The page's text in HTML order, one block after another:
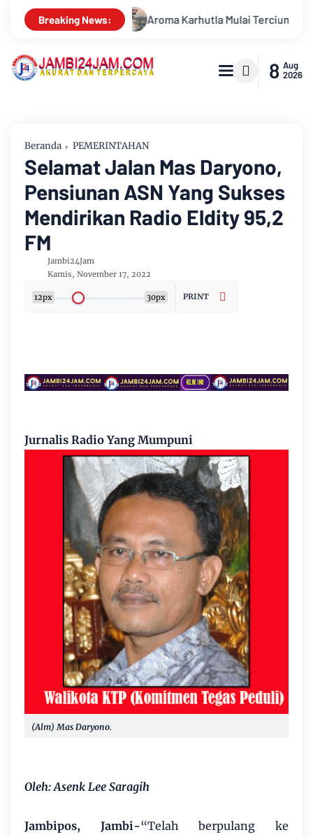
Breaking News:
Aroma Karhutla Mulai Tercium di Kota Jambi, Warga Diminta
8 Aug
2026
Beranda PEMERINTAHAN
Selamat Jalan Mas Daryono,
Pensiunan ASN Yang Sukses
Mendirikan Radio Eldity 95,2
FM
Jambi24Jam
Kamis, November 17, 2022
12px 30px PRINT
Jurnalis Radio Yang Mumpuni
(Alm) Mas Daryono.
Oleh: Asenk Lee Saragih
Jambipos, Jambi-“Telah berpulang ke